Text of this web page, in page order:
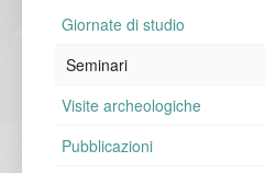
Giornate di studio
Seminari
Visite archeologiche
Pubblicazioni